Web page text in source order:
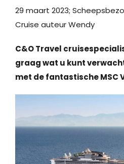
29 maart 2023;
Cruise auteur Wendy
C&O Travel
graag wat u kunt
met de fantastische MSC